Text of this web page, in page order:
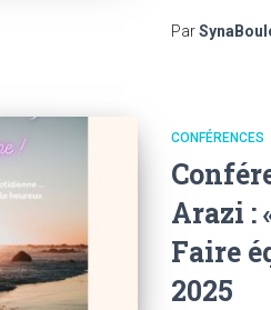
Par
CONFÉRENCES
Arazi :
Faire
2025